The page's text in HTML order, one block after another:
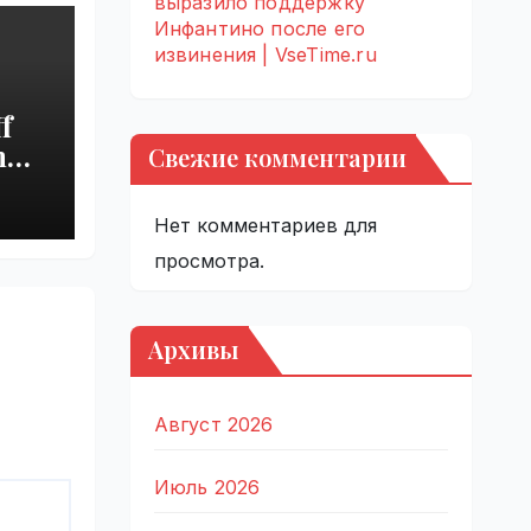
Инфантино после его
извинения | VseTime.ru
Свежие комментарии
Нет комментариев для
просмотра.
Архивы
Август 2026
Июль 2026